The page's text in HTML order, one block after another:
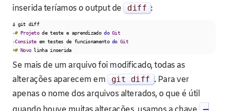
inserida teríamos o output de
diff :
-# Projeto de teste e aprendizado do Git
-Consiste em testes de funcionamento do Git
+# Novo linha inserida
Se mais de um arquivo foi modificado, todas as
alterações aparecem em
git diff . Para ver
apenas o nome dos arquivos alterados, o que é útil
–